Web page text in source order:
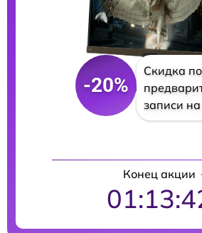
-20%
Скидка по
записи на
Конец акции